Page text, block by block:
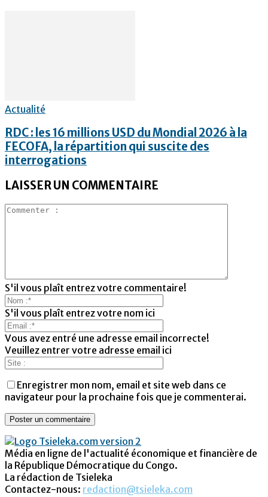
Actualité
RDC : les 16 millions USD du Mondial 2026 à la
FECOFA, la répartition qui suscite des
interrogations
LAISSER UN COMMENTAIRE
S'il vous plaît entrez votre commentaire!
S'il vous plaît entrez votre nom ici
Vous avez entré une adresse email incorrecte!
Veuillez entrer votre adresse email ici
Enregistrer mon nom, email et site web dans ce
navigateur pour la prochaine fois que je commenterai.
Média en ligne de l'actualité économique et financière de
la République Démocratique du Congo.
La rédaction de Tsieleka
Contactez-nous: redaction@tsieleka.com